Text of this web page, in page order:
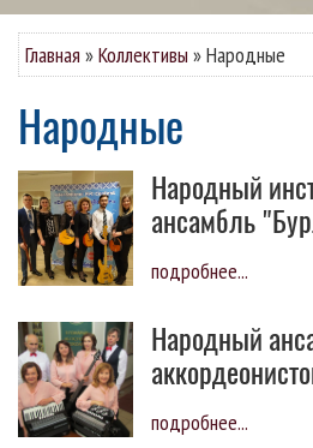
Главная »Коллективы »Народные
Народные
Народный инструментальный
ансамбль
подробнее...
Народный ансамбль
подробнее...